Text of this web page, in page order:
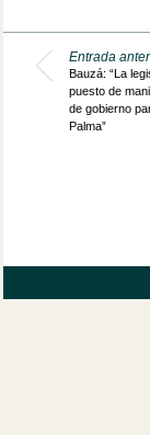
Entrada
Bauzá: “La
puesto de
de gobierno
Palma”